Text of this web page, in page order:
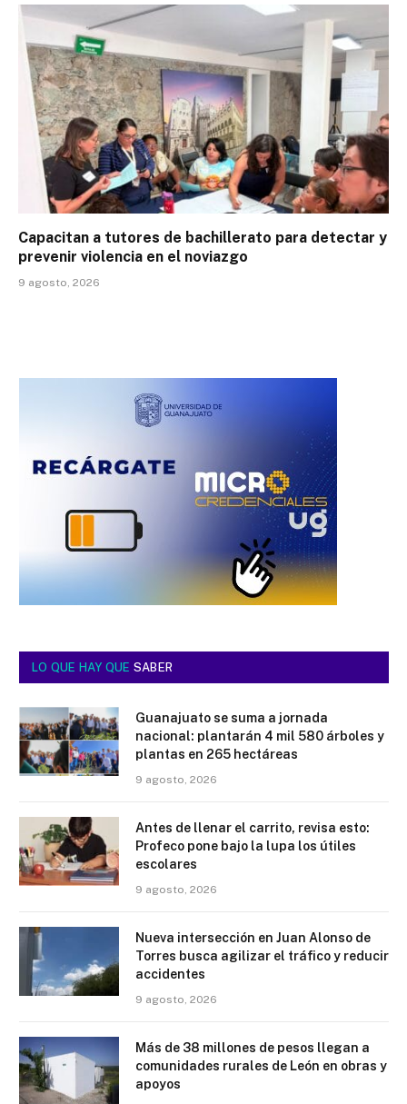
Capacitan a tutores de bachillerato para detectar y
prevenir violencia en el noviazgo
9 agosto, 2026
LO QUE HAY QUE SABER
Guanajuato se suma a jornada
nacional: plantarán 4 mil 580 árboles y
plantas en 265 hectáreas
9 agosto, 2026
Antes de llenar el carrito, revisa esto:
Profeco pone bajo la lupa los útiles
escolares
9 agosto, 2026
Nueva intersección en Juan Alonso de
Torres busca agilizar el tráfico y reducir
accidentes
9 agosto, 2026
Más de 38 millones de pesos llegan a
comunidades rurales de León en obras y
apoyos